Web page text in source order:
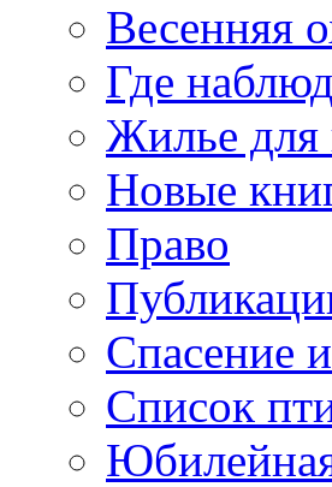
Весенняя
Где
Жилье для
Новые
Право
Спасение
Список